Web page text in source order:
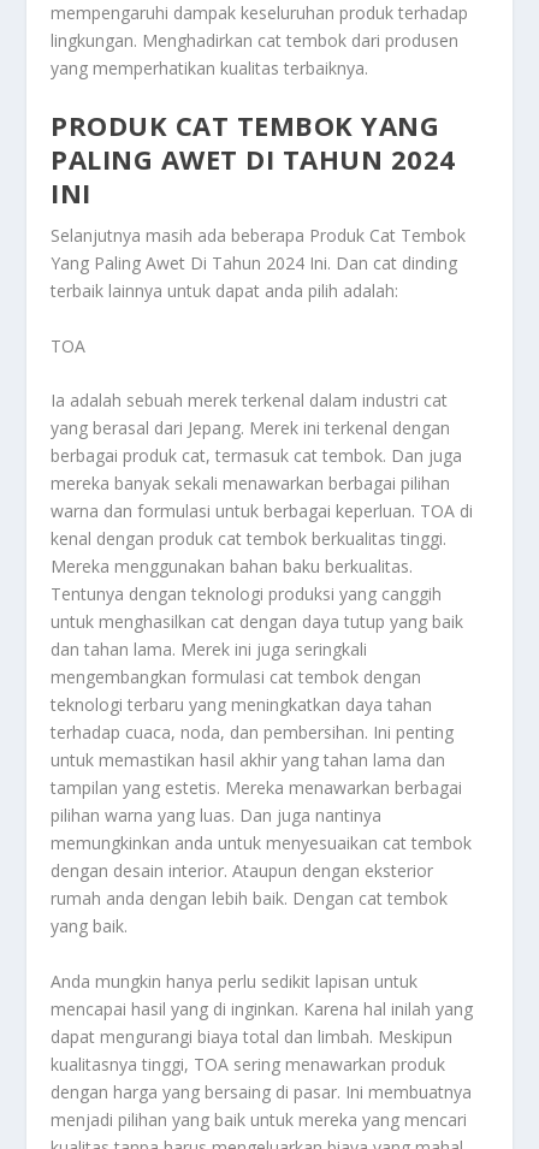
mempengaruhi dampak keseluruhan produk terhadap
lingkungan. Menghadirkan cat tembok dari produsen
yang memperhatikan kualitas terbaiknya.
PRODUK CAT TEMBOK YANG
PALING AWET DI TAHUN 2024
INI
Selanjutnya masih ada beberapa Produk Cat Tembok
Yang Paling Awet Di Tahun 2024 Ini. Dan cat dinding
terbaik lainnya untuk dapat anda pilih adalah:
TOA
Ia adalah sebuah merek terkenal dalam industri cat
yang berasal dari Jepang. Merek ini terkenal dengan
berbagai produk cat, termasuk cat tembok. Dan juga
mereka banyak sekali menawarkan berbagai pilihan
warna dan formulasi untuk berbagai keperluan. TOA di
kenal dengan produk cat tembok berkualitas tinggi.
Mereka menggunakan bahan baku berkualitas.
Tentunya dengan teknologi produksi yang canggih
untuk menghasilkan cat dengan daya tutup yang baik
dan tahan lama. Merek ini juga seringkali
mengembangkan formulasi cat tembok dengan
teknologi terbaru yang meningkatkan daya tahan
terhadap cuaca, noda, dan pembersihan. Ini penting
untuk memastikan hasil akhir yang tahan lama dan
tampilan yang estetis. Mereka menawarkan berbagai
pilihan warna yang luas. Dan juga nantinya
memungkinkan anda untuk menyesuaikan cat tembok
dengan desain interior. Ataupun dengan eksterior
rumah anda dengan lebih baik. Dengan cat tembok
yang baik.
Anda mungkin hanya perlu sedikit lapisan untuk
mencapai hasil yang di inginkan. Karena hal inilah yang
dapat mengurangi biaya total dan limbah. Meskipun
kualitasnya tinggi, TOA sering menawarkan produk
dengan harga yang bersaing di pasar. Ini membuatnya
menjadi pilihan yang baik untuk mereka yang mencari